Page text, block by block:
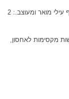
משופצת מהיסוד, מעוצבת אדריכלית, מרווחת עם מרתף עילי מואר ומעוצב.: 2
מקסימות לאחסון,